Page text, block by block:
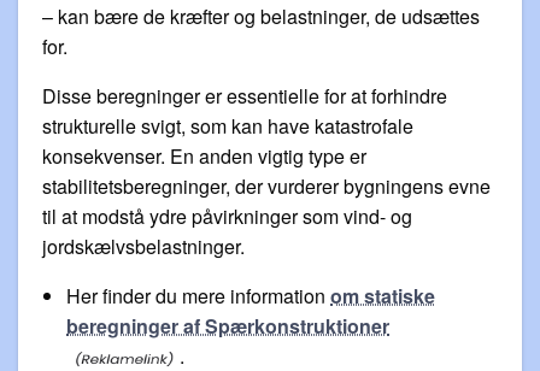
– kan bære de kræfter og belastninger, de udsættes
for.
Disse beregninger er essentielle for at forhindre
strukturelle svigt, som kan have katastrofale
konsekvenser. En anden vigtig type er
stabilitetsberegninger, der vurderer bygningens evne
til at modstå ydre påvirkninger som vind- og
jordskælvsbelastninger.
Her finder du mere information om statiske
beregninger af Spærkonstruktioner
.